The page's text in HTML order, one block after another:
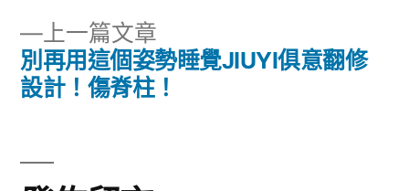
導
覽
上一篇文章
一
篇
別再用這個姿勢睡覺JIUYI俱意翻修
設計！傷脊柱！